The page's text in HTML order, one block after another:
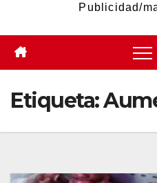
Publicidad/
Etiqueta: